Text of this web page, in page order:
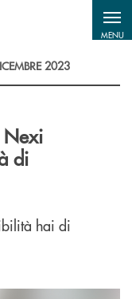
MENU
2023
Nexi
di
hai di